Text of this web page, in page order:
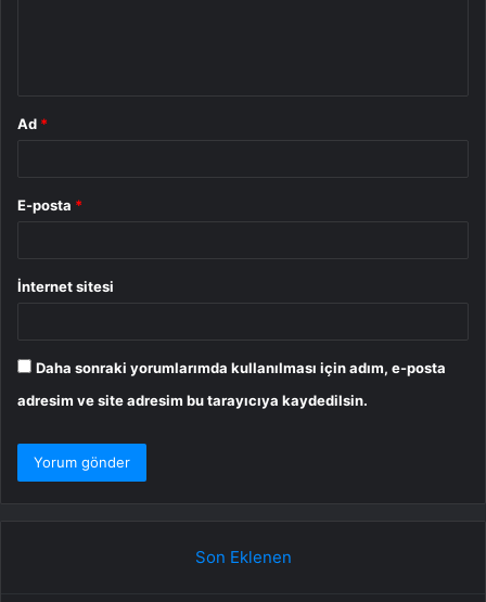
Ad *
E-posta *
İnternet sitesi
Daha sonraki yorumlarımda kullanılması için adım, e-posta
adresim ve site adresim bu tarayıcıya kaydedilsin.
Son Eklenen